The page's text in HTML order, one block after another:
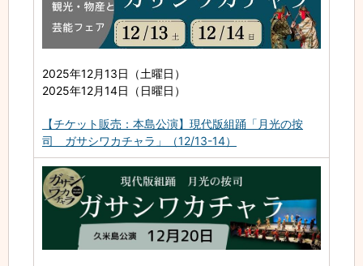
2025年12月13日（土曜日）
2025年12月14日（日曜日）
【チケット販売：本島公演】現代版組踊「月光の按
司 ガサシワカチャラ」（12/13-14）